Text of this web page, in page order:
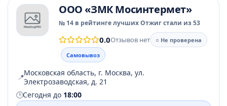
ООО «ЗМК Мосинтермет»
№ 14 в рейтинге лучших Отжиг стали из 53
0.0Отзывов нет
○ Не проверена
Самовывоз
📍Московская область, г. Москва, ул.
Электрозаводская, д. 21
🕒Сегодня до 18:00